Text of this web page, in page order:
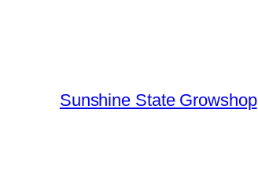
Sunshine State Growshop